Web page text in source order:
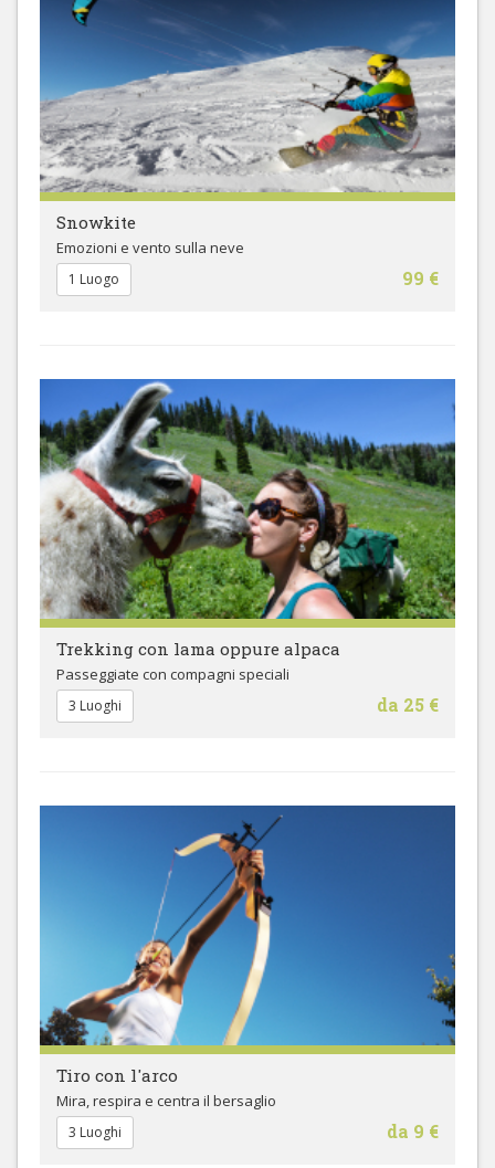
Snowkite
Emozioni e vento sulla neve
99 €
1 Luogo
Trekking con lama oppure alpaca
Passeggiate con compagni speciali
da 25 €
3 Luoghi
Tiro con l'arco
Mira, respira e centra il bersaglio
da 9 €
3 Luoghi